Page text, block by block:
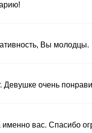
Вы молодцы.
Девушке очень
вас. Спасибо